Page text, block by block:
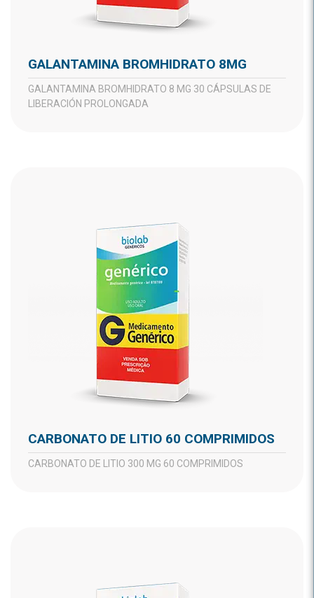
GALANTAMINA BROMHIDRATO 8MG
GALANTAMINA BROMHIDRATO 8 MG 30 CÁPSULAS DE
LIBERACIÓN PROLONGADA
CARBONATO DE LITIO 60 COMPRIMIDOS
CARBONATO DE LITIO 300 MG 60 COMPRIMIDOS